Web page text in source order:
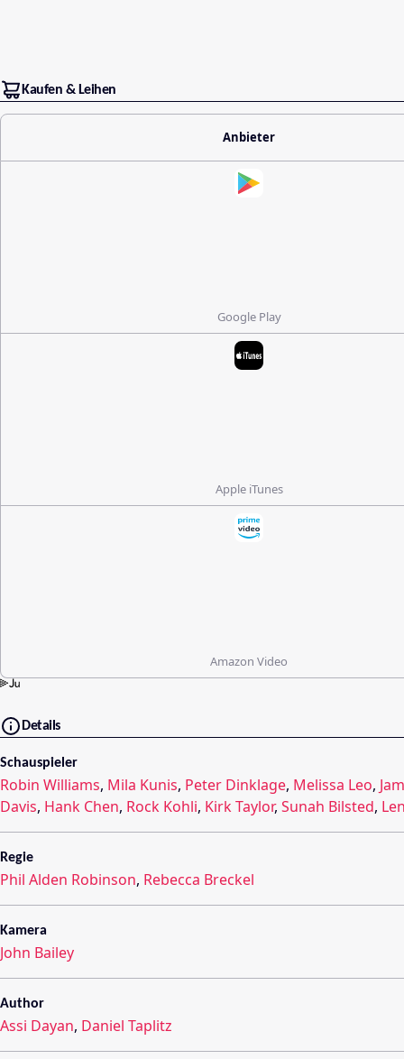
Kaufen & Leihen
Anbieter
Google Play
Apple iTunes
Amazon Video
Details
Schauspieler
Robin Williams, Mila Kunis, Peter Dinklage, Melissa Leo,
Davis, Hank Chen, Rock Kohli, Kirk Taylor, Sunah Bilsted,
Regie
Phil Alden Robinson, Rebecca Breckel
Kamera
John Bailey
Author
Assi Dayan, Daniel Taplitz